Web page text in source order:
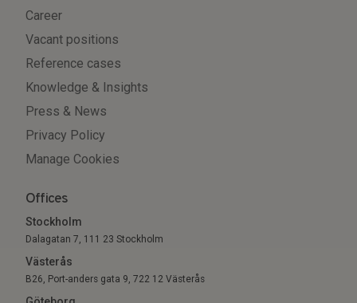
Career
Vacant positions
Reference cases
Knowledge & Insights
Press & News
Privacy Policy
Manage Cookies
Offices
Stockholm
Dalagatan 7, 111 23 Stockholm
Västerås
B26, Port-anders gata 9, 722 12 Västerås